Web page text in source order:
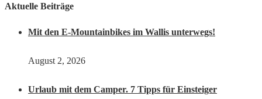
Aktuelle Beiträge
Mit den E-Mountainbikes im Wallis unterwegs!
August 2, 2026
Urlaub mit dem Camper. 7 Tipps für Einsteiger